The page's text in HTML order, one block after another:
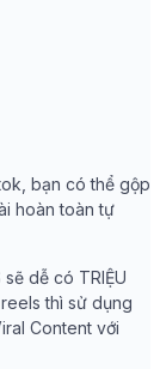
bạn có thể gộp
hoàn toàn tự
dễ có TRIỆU
thì sử dụng
Content với